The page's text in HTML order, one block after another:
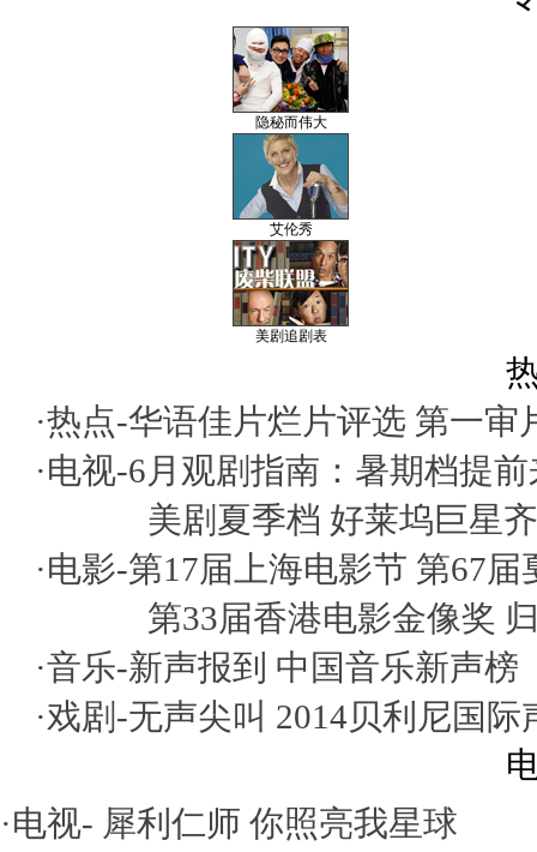
隐秘而伟大
艾伦秀
美剧追剧表
·热点-华语佳片烂片评选 第一审
·电视-6月观剧指南：暑期档提
美剧夏季档 好莱坞巨星
·电影-第17届上海电影节 第67届
第33届香港电影金像奖
·音乐-新声报到 中国音乐新声榜
·戏剧-无声尖叫 2014贝利尼国际
·电视- 犀利仁师 你照亮我星球